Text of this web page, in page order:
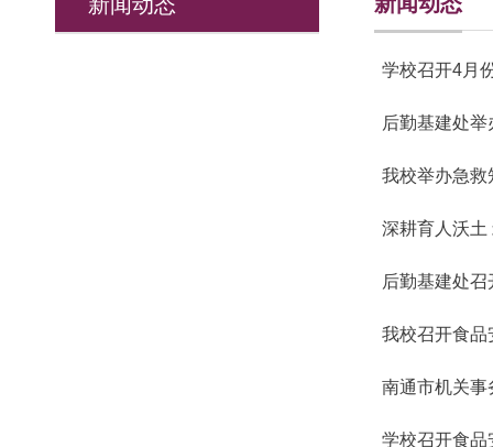
学校召开4月
后勤基建处举
我校举办急救
深耕育人沃土
后勤基建处
我校召开食品
南通市机关事
学校召开食品